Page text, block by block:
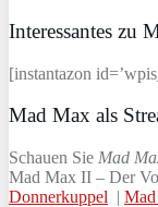
Interessantes zu
[instantazon
Mad Max als
Schauen Sie Mad
Mad Max II – Der
Donnerkuppel |